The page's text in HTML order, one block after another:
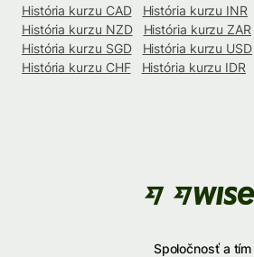
História kurzu CAD
História kurzu INR
História kurzu NZD
História kurzu ZAR
História kurzu SGD
História kurzu USD
História kurzu CHF
História kurzu IDR
Spoločnosť a tím